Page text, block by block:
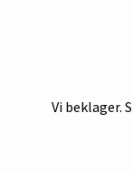
Vi beklager.